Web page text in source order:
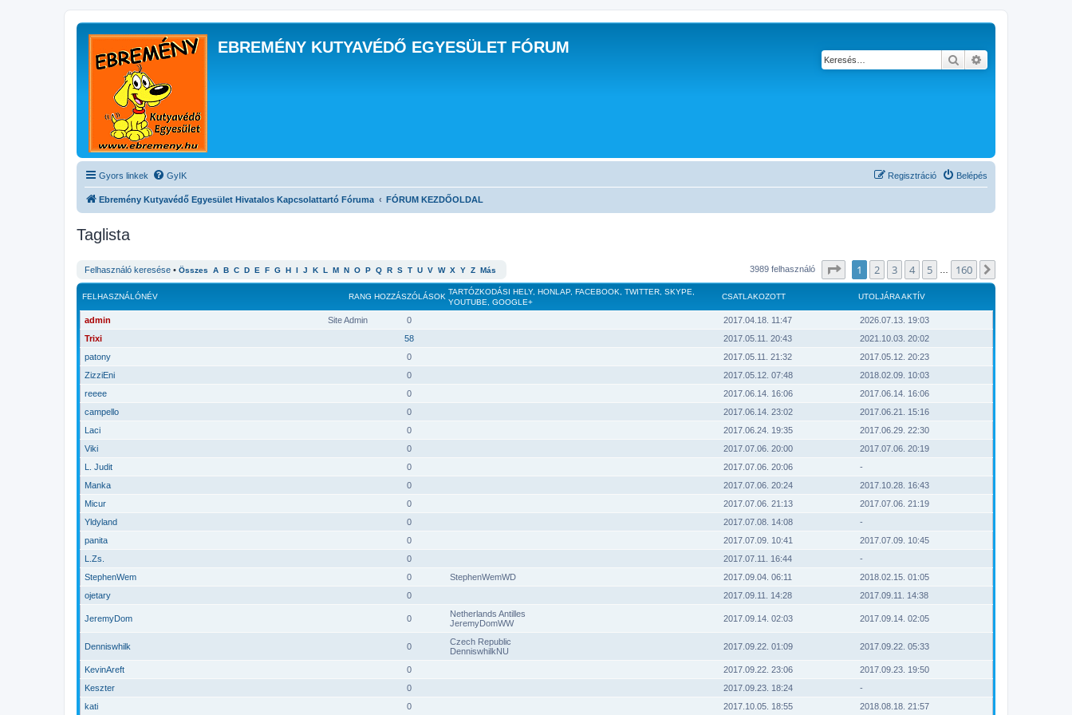
EBREMÉNY KUTYAVÉDŐ EGYESÜLET FÓRUM
Keresés
Gyors linkek GyIK Belépés
Regisztráció
Ebremény Kutyavédő Egyesület Hivatalos Kapcsolattartó Fóruma FÓRUM KEZDŐOLDAL
Taglista
Felhasználó keresése • Összes A B C D E F G H I J K L M N O P Q R S T U V W X Y Z Más 3989 felhasználó Oldal: 1/ 160
1 2 3 4 5 160
RANG
FELHASZNÁLÓNÉV HOZZÁSZÓLÁSOK
TARTÓZKODÁSI HELY, HONLAP, FACEBOOK, TWITTER, SKYPE,
YOUTUBE, GOOGLE+
CSATLAKOZOTT UTOLJÁRA AKTÍV
Site Admin
admin 0 2017.04.18. 11:47
2026.07.13. 19:03
Trixi
58 2017.05.11. 20:43
2021.10.03. 20:02
patony
0 2017.05.11. 21:32
2017.05.12. 20:23
ZizziEni
0 2017.05.12. 07:48
2018.02.09. 10:03
reeee
0 2017.06.14. 16:06
2017.06.14. 16:06
campello
0 2017.06.14. 23:02
2017.06.21. 15:16
Laci
0 2017.06.24. 19:35
2017.06.29. 22:30
Viki
0 2017.07.06. 20:00
2017.07.06. 20:19
L. Judit
0 2017.07.06. 20:06
-
Manka
0 2017.07.06. 20:24
2017.10.28. 16:43
Micur
0 2017.07.06. 21:13
2017.07.06. 21:19
Yldyland
0 2017.07.08. 14:08
-
panita
0 2017.07.09. 10:41
2017.07.09. 10:45
L.Zs.
0 2017.07.11. 16:44
-
StephenWem
0 StephenWemWD 2017.09.04. 06:11
2018.02.15. 01:05
ojetary
0 2017.09.11. 14:28 2017.09.11. 14:38
JeremyDom 0
Netherlands Antilles
JeremyDomWW
2017.09.14. 02:03 2017.09.14. 02:05
Denniswhilk 0
Czech Republic
DenniswhilkNU
2017.09.22. 01:09 2017.09.22. 05:33
KevinAreft 0 2017.09.22. 23:06
2017.09.23. 19:50
Keszter
0 2017.09.23. 18:24
-
kati
0 2017.10.05. 18:55 2018.08.18. 21:57